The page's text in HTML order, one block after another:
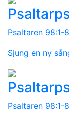
Psaltaren 98:1-8
Sjung en ny
Psaltaren 98:1-8